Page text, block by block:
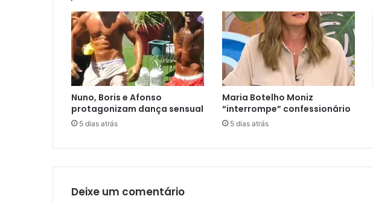
Nuno, Boris e Afonso
protagonizam dança sensual
5 dias atrás
Maria Botelho Moniz
“interrompe” confessionário
5 dias atrás
Deixe um comentário